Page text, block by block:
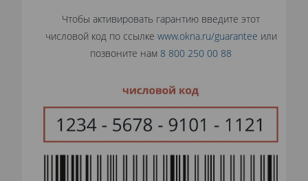
Чтобы активировать гарантию введите этот
числовой код по ссылке www.okna.ru/guarantee или
позвоните нам 8 800 250 00 88